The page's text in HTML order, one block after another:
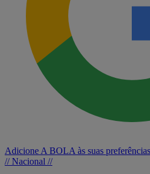
Adicione A BOLA às suas
// Nacional //